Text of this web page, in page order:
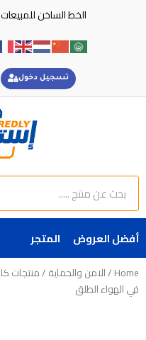
الخط الساخن
تسجيل دخول
Search
أفضل العروض المتجر
Home
/الامن والحماية /منتجات
في الهواء الطلق